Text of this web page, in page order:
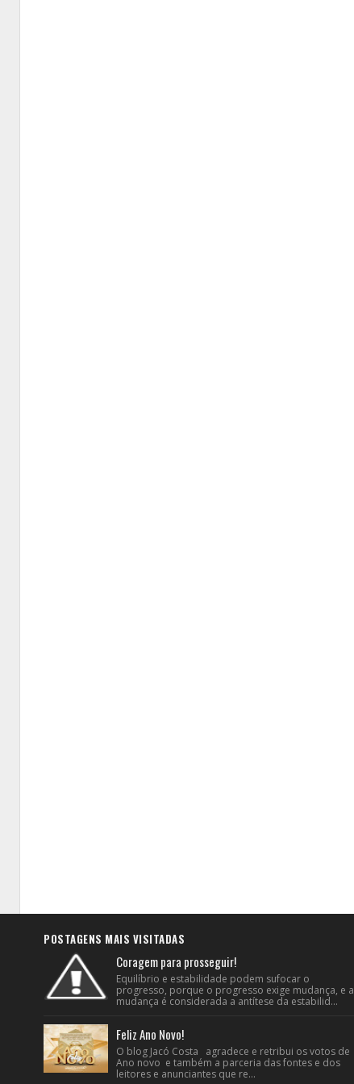
POSTAGENS MAIS VISITADAS
Coragem para prosseguir!
Equilíbrio e estabilidade podem sufocar o
progresso, porque o progresso exige mudança, e a
mudança é considerada a antítese da estabilid...
Feliz Ano Novo!
O blog Jacó Costa agradece e retribui os votos de
Ano novo e também a parceria das fontes e dos
leitores e anunciantes que re...